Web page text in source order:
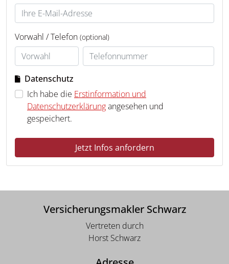
Vorwahl / Telefon (optional)
Datenschutz
Ich habe die Erstinformation und
Datenschutzerklärungangesehen und
gespeichert.
Jetzt Infos anfordern
Versicherungsmakler Schwarz
Vertreten durch
Horst Schwarz